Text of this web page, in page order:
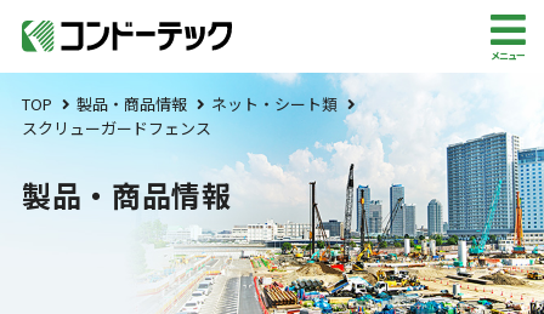
メニュー
TOP 製品・商品情報
ネット・シート類
スクリューガードフェンス
製品・商品情報